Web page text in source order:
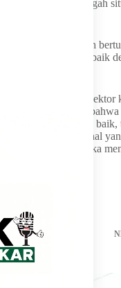
keniscayaan di tengah
bahwa pemerintah
diantisipasi dengan baik
di sektor
itu mulai paham bahwa
dengan
dan kemudian hal-hal
pendek dan jangka